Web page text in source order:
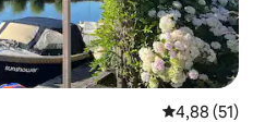
Gemiddelde
4,88 (51)